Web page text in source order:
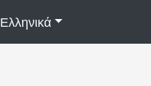
Ελληνικά